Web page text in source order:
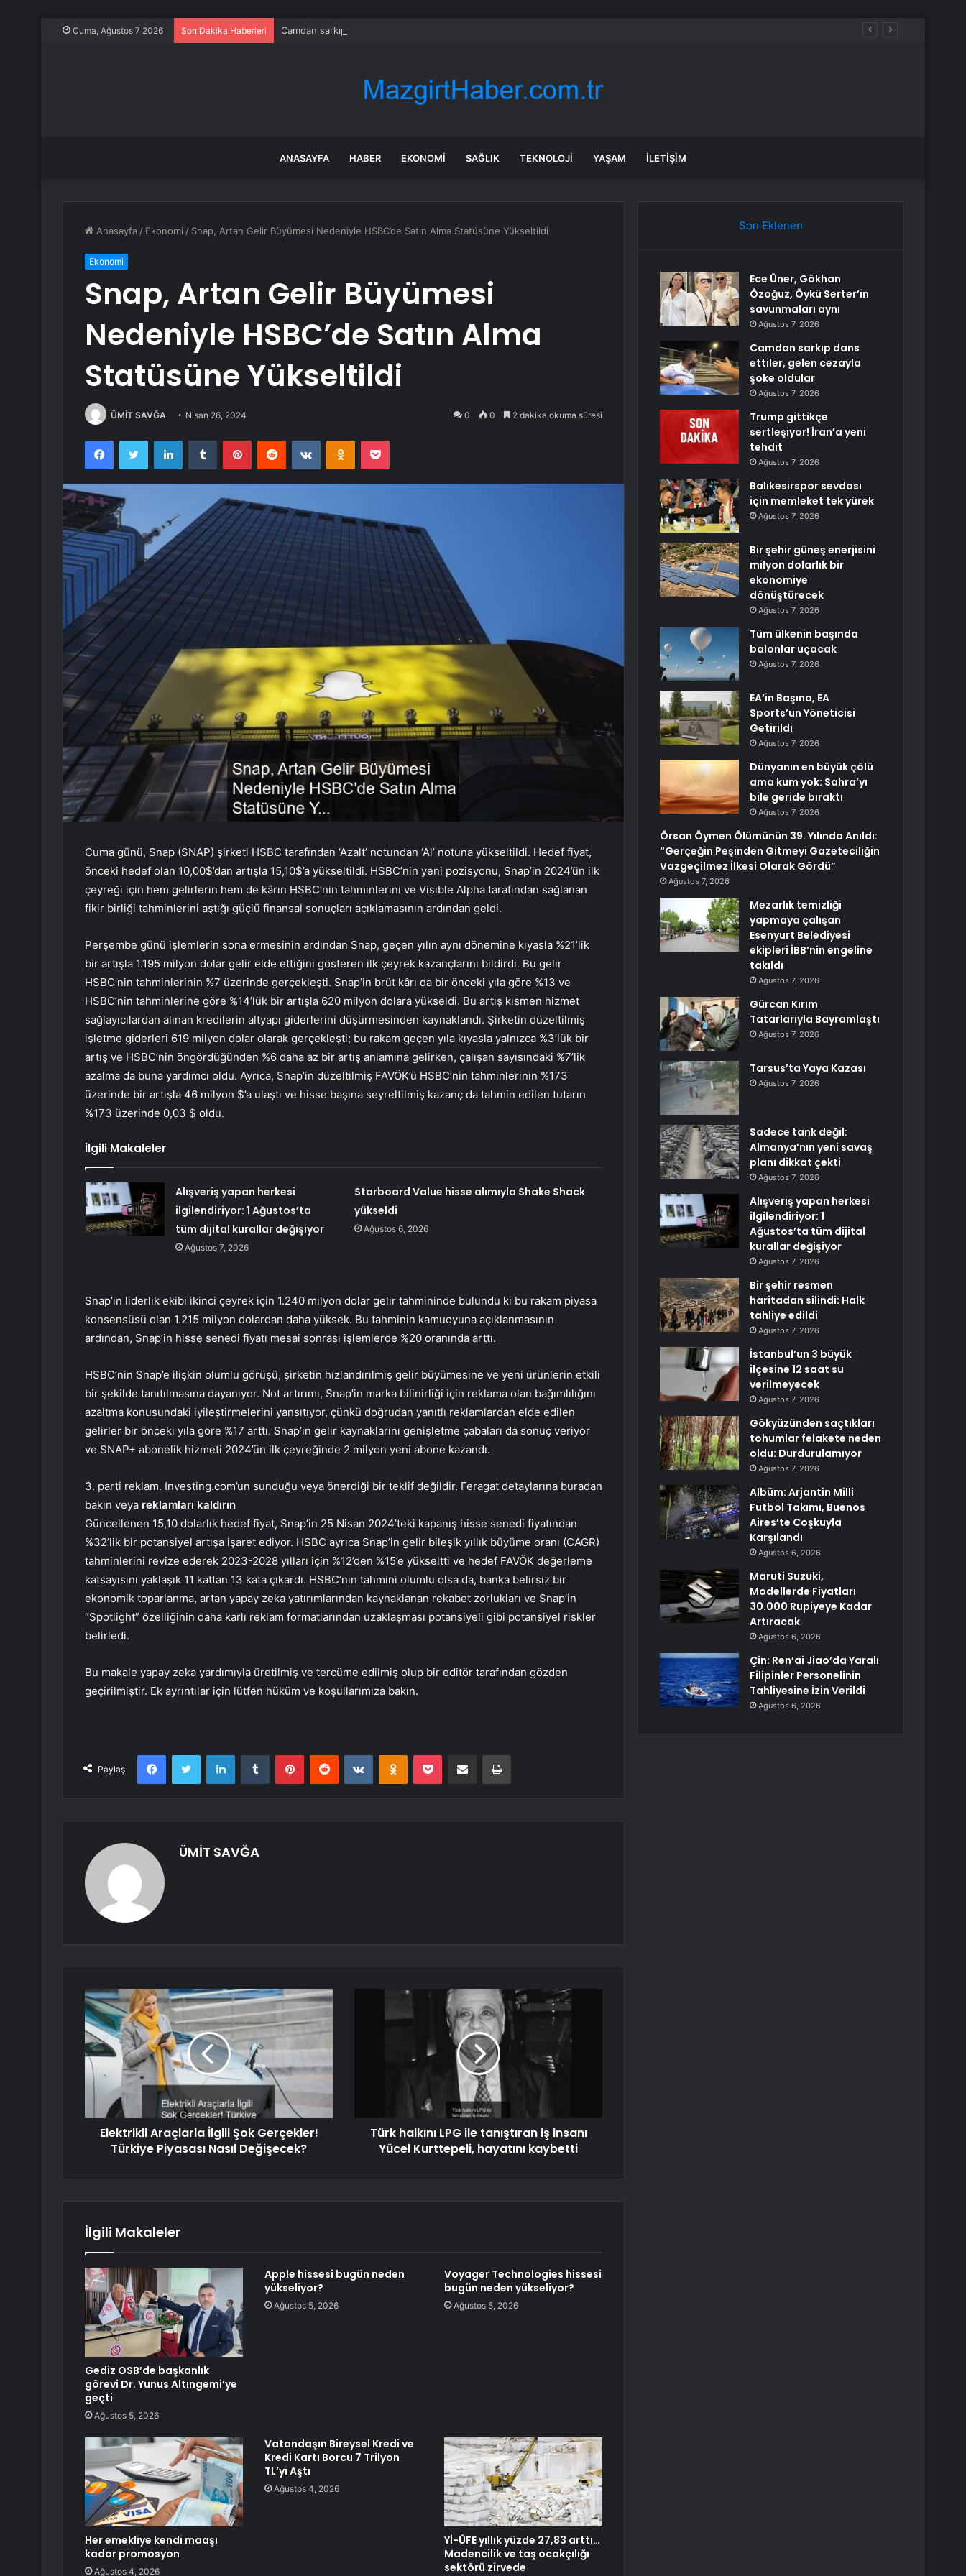
Cuma, Ağustos 7 2026 Son Dakika Haberleri Camdan sarkıp dans ettiler, gelen cezayla şoke oldular
ANASAYFA HABER EKONOMI SAĞLIK TEKNOLOJI YAŞAM İLETIŞIM
Anasayfa / Ekonomi / Snap, Artan Gelir Büyümesi Nedeniyle HSBC’de Satın Alma Statüsüne Yükseltildi
Ekonomi
Snap, Artan Gelir Büyümesi
Nedeniyle HSBC’de Satın Alma
Statüsüne Yükseltildi
ÜMİT SAVĞA Nisan 26, 2024 0 0 2 dakika okuma süresi
FacebookTwitter LinkedInTumblr PinterestReddit VKontakteOdnoklassniki
Pocket
Cuma günü, Snap (SNAP) şirketi HSBC tarafından ‘Azalt’ notundan ‘Al’ notuna yükseltildi. Hedef fiyat,
önceki hedef olan 10,00$’dan artışla 15,10$’a yükseltildi. HSBC’nin yeni pozisyonu, Snap’in 2024’ün ilk
çeyreği için hem gelirlerin hem de kârın HSBC’nin tahminlerini ve Visible Alpha tarafından sağlanan
fikir birliği tahminlerini aştığı güçlü finansal sonuçları açıklamasının ardından geldi.
Perşembe günü işlemlerin sona ermesinin ardından Snap, geçen yılın aynı dönemine kıyasla %21’lik
bir artışla 1.195 milyon dolar gelir elde ettiğini gösteren ilk çeyrek kazançlarını bildirdi. Bu gelir
HSBC’nin tahminlerinin %7 üzerinde gerçekleşti. Snap’in brüt kârı da bir önceki yıla göre %13 ve
HSBC’nin tahminlerine göre %14’lük bir artışla 620 milyon dolara yükseldi. Bu artış kısmen hizmet
sağlayıcılardan alınan kredilerin altyapı giderlerini düşürmesinden kaynaklandı. Şirketin düzeltilmiş
işletme giderleri 619 milyon dolar olarak gerçekleşti; bu rakam geçen yıla kıyasla yalnızca %3’lük bir
artış ve HSBC’nin öngördüğünden %6 daha az bir artış anlamına gelirken, çalışan sayısındaki %7’lik
azalma da buna yardımcı oldu. Ayrıca, Snap’in düzeltilmiş FAVÖK’ü HSBC’nin tahminlerinin %173
üzerinde bir artışla 46 milyon $’a ulaştı ve hisse başına seyreltilmiş kazanç da tahmin edilen tutarın
%173 üzerinde 0,03 $ oldu.
İlgili Makaleler
Alışveriş yapan herkesi
ilgilendiriyor: 1 Ağustos’ta
tüm dijital kurallar değişiyor
Ağustos 7, 2026
Starboard Value hisse alımıyla Shake Shack
yükseldi
Ağustos 6, 2026
Snap’in liderlik ekibi ikinci çeyrek için 1.240 milyon dolar gelir tahmininde bulundu ki bu rakam piyasa
konsensüsü olan 1.215 milyon dolardan daha yüksek. Bu tahminin kamuoyuna açıklanmasının
ardından, Snap’in hisse senedi fiyatı mesai sonrası işlemlerde %20 oranında arttı.
HSBC’nin Snap’e ilişkin olumlu görüşü, şirketin hızlandırılmış gelir büyümesine ve yeni ürünlerin etkili
bir şekilde tanıtılmasına dayanıyor. Not artırımı, Snap’in marka bilinirliği için reklama olan bağımlılığını
azaltma konusundaki iyileştirmelerini yansıtıyor, çünkü doğrudan yanıtlı reklamlardan elde edilen
gelirler bir önceki yıla göre %17 arttı. Snap’in gelir kaynaklarını genişletme çabaları da sonuç veriyor
ve SNAP+ abonelik hizmeti 2024’ün ilk çeyreğinde 2 milyon yeni abone kazandı.
3. parti reklam. Investing.com’un sunduğu veya önerdiği bir teklif değildir. Feragat detaylarına buradan
bakın veya reklamları kaldırın
Güncellenen 15,10 dolarlık hedef fiyat, Snap’in 25 Nisan 2024’teki kapanış hisse senedi fiyatından
%32’lik bir potansiyel artışa işaret ediyor. HSBC ayrıca Snap’in gelir bileşik yıllık büyüme oranı (CAGR)
tahminlerini revize ederek 2023-2028 yılları için %12’den %15’e yükseltti ve hedef FAVÖK değerleme
katsayısını yaklaşık 11 kattan 13 kata çıkardı. HSBC’nin tahmini olumlu olsa da, banka belirsiz bir
ekonomik toparlanma, artan yapay zeka yatırımlarından kaynaklanan rekabet zorlukları ve Snap’in
“Spotlight” özelliğinin daha karlı reklam formatlarından uzaklaşması potansiyeli gibi potansiyel riskler
belirledi.
Bu makale yapay zeka yardımıyla üretilmiş ve tercüme edilmiş olup bir editör tarafından gözden
geçirilmiştir. Ek ayrıntılar için lütfen hüküm ve koşullarımıza bakın.
Paylaş
FacebookTwitter LinkedInTumblr PinterestReddit VKontakteOdnoklassniki
Pocket E-Posta ile paylaş Yazdır
ÜMİT SAVĞA
Elektrikli Araçlarla İlgili Şok Gerçekler!
Türkiye Piyasası Nasıl Değişecek?
Türk halkını LPG ile tanıştıran iş insanı
Yücel Kurttepeli, hayatını kaybetti
İlgili Makaleler
Gediz OSB’de başkanlık
görevi Dr. Yunus Altıngemi’ye
geçti
Ağustos 5, 2026
Apple hissesi bugün neden
yükseliyor?
Ağustos 5, 2026
Voyager Technologies hissesi
bugün neden yükseliyor?
Ağustos 5, 2026
Her emekliye kendi maaşı
kadar promosyon
Ağustos 4, 2026
Vatandaşın Bireysel Kredi ve
Kredi Kartı Borcu 7 Trilyon
TL’yi Aştı
Ağustos 4, 2026
Yİ-ÜFE yıllık yüzde 27,83 arttı…
Madencilik ve taş ocakçılığı
sektörü zirvede
Son Eklenen
Ece Üner, Gökhan
Özoğuz, Öykü Serter’in
savunmaları aynı
Ağustos 7, 2026
Camdan sarkıp dans
ettiler, gelen cezayla
şoke oldular
Ağustos 7, 2026
Trump gittikçe
sertleşiyor! İran’a yeni
tehdit
Ağustos 7, 2026
Balıkesirspor sevdası
için memleket tek yürek
Ağustos 7, 2026
Bir şehir güneş enerjisini
milyon dolarlık bir
ekonomiye
dönüştürecek
Ağustos 7, 2026
Tüm ülkenin başında
balonlar uçacak
Ağustos 7, 2026
EA’in Başına, EA
Sports’un Yöneticisi
Getirildi
Ağustos 7, 2026
Dünyanın en büyük çölü
ama kum yok: Sahra’yı
bile geride bıraktı
Ağustos 7, 2026
Örsan Öymen Ölümünün 39. Yılında Anıldı:
“Gerçeğin Peşinden Gitmeyi Gazeteciliğin
Vazgeçilmez İlkesi Olarak Gördü”
Ağustos 7, 2026
Mezarlık temizliği
yapmaya çalışan
Esenyurt Belediyesi
ekipleri İBB’nin engeline
takıldı
Ağustos 7, 2026
Gürcan Kırım
Tatarlarıyla Bayramlaştı
Ağustos 7, 2026
Tarsus’ta Yaya Kazası
Ağustos 7, 2026
Sadece tank değil:
Almanya’nın yeni savaş
planı dikkat çekti
Ağustos 7, 2026
Alışveriş yapan herkesi
ilgilendiriyor: 1
Ağustos’ta tüm dijital
kurallar değişiyor
Ağustos 7, 2026
Bir şehir resmen
haritadan silindi: Halk
tahliye edildi
Ağustos 7, 2026
İstanbul’un 3 büyük
ilçesine 12 saat su
verilmeyecek
Ağustos 7, 2026
Gökyüzünden saçtıkları
tohumlar felakete neden
oldu: Durdurulamıyor
Ağustos 7, 2026
Albüm: Arjantin Milli
Futbol Takımı, Buenos
Aires’te Coşkuyla
Karşılandı
Ağustos 6, 2026
Maruti Suzuki,
Modellerde Fiyatları
30.000 Rupiyeye Kadar
Artıracak
Ağustos 6, 2026
Çin: Ren’ai Jiao’da Yaralı
Filipinler Personelinin
Tahliyesine İzin Verildi
Ağustos 6, 2026